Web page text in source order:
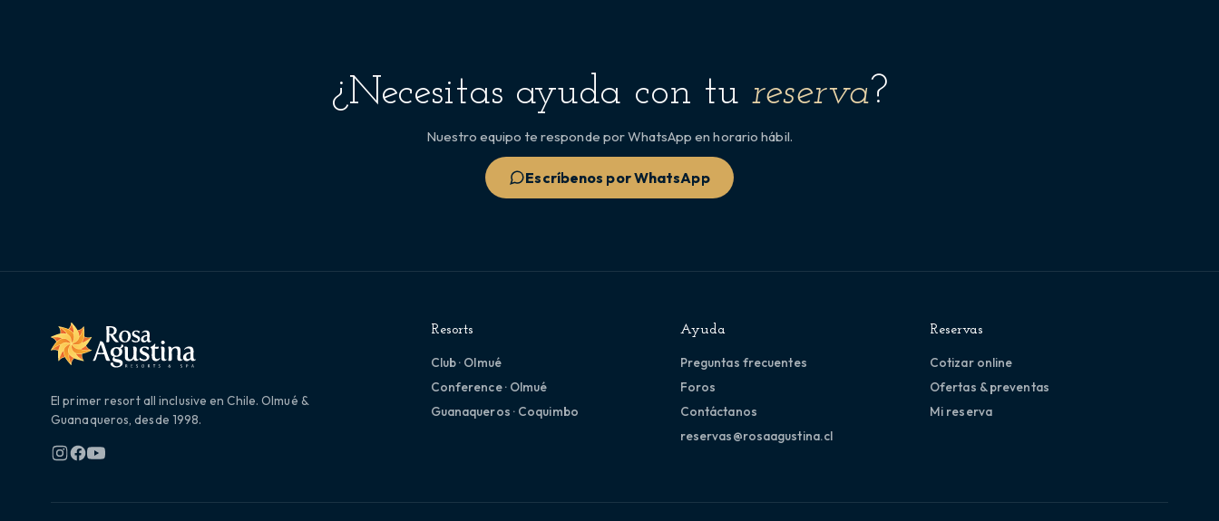
¿Necesitas ayuda con tu reserva?
Nuestro equipo te responde por WhatsApp en horario hábil.
Escríbenos por WhatsApp
El primer resort all inclusive en Chile. Olmué &
Guanaqueros, desde 1998.
Resorts
Club · Olmué
Conference · Olmué
Guanaqueros · Coquimbo
Ayuda
Preguntas frecuentes
Foros
Contáctanos
reservas@rosaagustina.cl
Reservas
Cotizar online
Ofertas & preventas
Mi reserva